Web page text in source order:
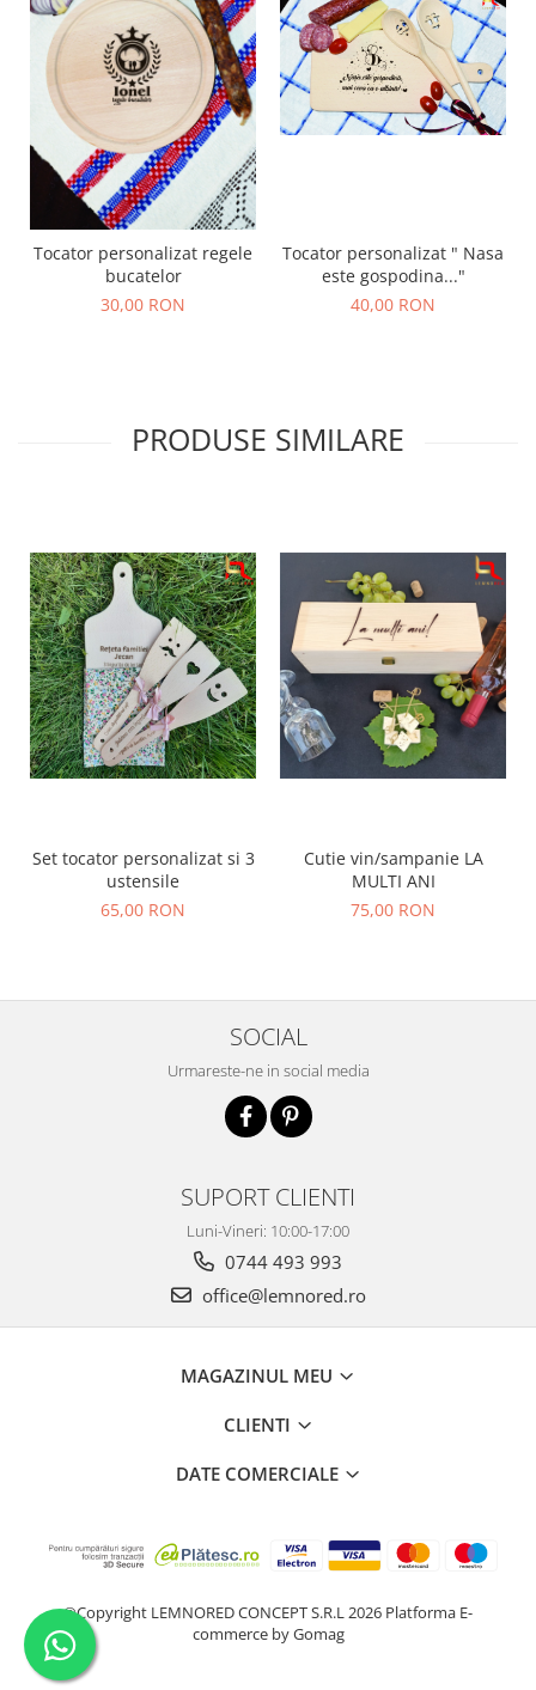
Tocator personalizat regele
bucatelor
30,00 RON
Tocator personalizat " Nasa
este gospodina..."
40,00 RON
PRODUSE SIMILARE
Set tocator personalizat si 3
ustensile
65,00 RON
Cutie vin/sampanie LA
MULTI ANI
75,00 RON
SOCIAL
Urmareste-ne in social media
SUPORT CLIENTI
Luni-Vineri: 10:00-17:00
0744 493 993
office@lemnored.ro
MAGAZINUL MEU
CLIENTI
DATE COMERCIALE
©Copyright LEMNORED CONCEPT S.R.L 2026 Platforma E-
commerce by Gomag